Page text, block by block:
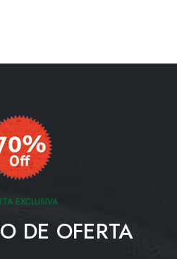
EXCLUSIVA
DE OFERTA